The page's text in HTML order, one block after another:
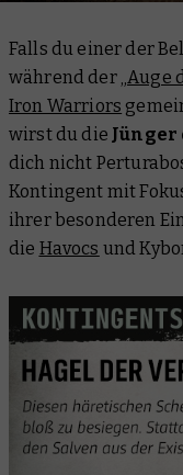
Falls du einer der
während der
Iron Warriors
wirst du die
dich nicht
Kontingent mit
ihrer besonderen
die Havocs und